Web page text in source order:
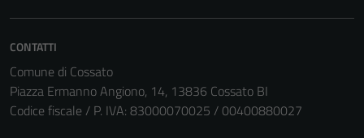
CONTATTI
Comune di Cossato
Piazza Ermanno Angiono, 14, 13836 Cossato BI
Codice fiscale / P. IVA: 83000070025 / 00400880027